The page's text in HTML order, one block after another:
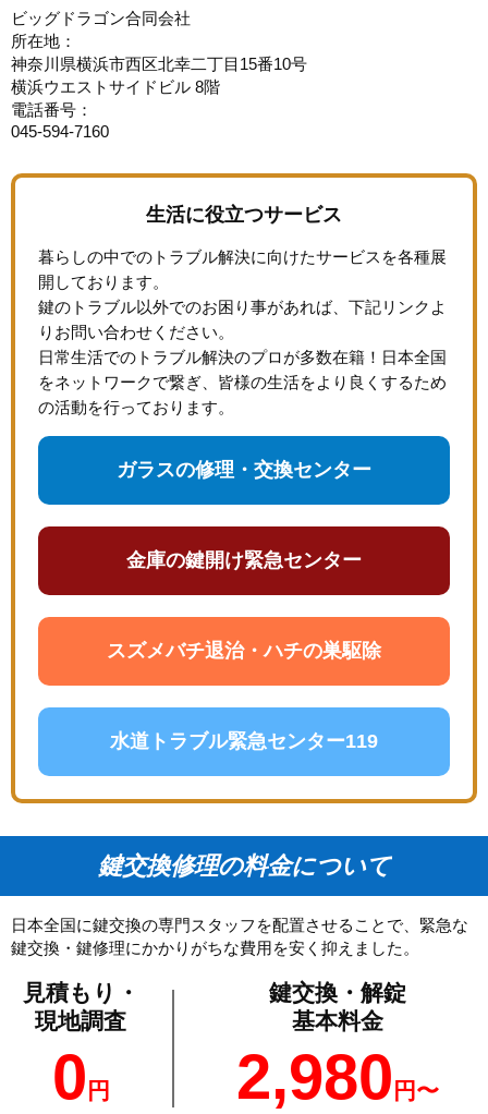
ビッグドラゴン合同会社
所在地：
神奈川県横浜市西区北幸二丁目15番10号
横浜ウエストサイドビル 8階
電話番号：
045-594-7160
生活に役立つサービス
暮らしの中でのトラブル解決に向けたサービスを各種展
開しております。
鍵のトラブル以外でのお困り事があれば、下記リンクよ
りお問い合わせください。
日常生活でのトラブル解決のプロが多数在籍！日本全国
をネットワークで繋ぎ、皆様の生活をより良くするため
の活動を行っております。
ガラスの修理・交換センター
金庫の鍵開け緊急センター
スズメバチ退治・ハチの巣駆除
水道トラブル緊急センター119
鍵交換修理の料金について
日本全国に鍵交換の専門スタッフを配置させることで、緊急な
鍵交換・鍵修理にかかりがちな費用を安く抑えました。
見積もり・
現地調査
0 円
鍵交換・解錠
基本料金
2,980 円〜